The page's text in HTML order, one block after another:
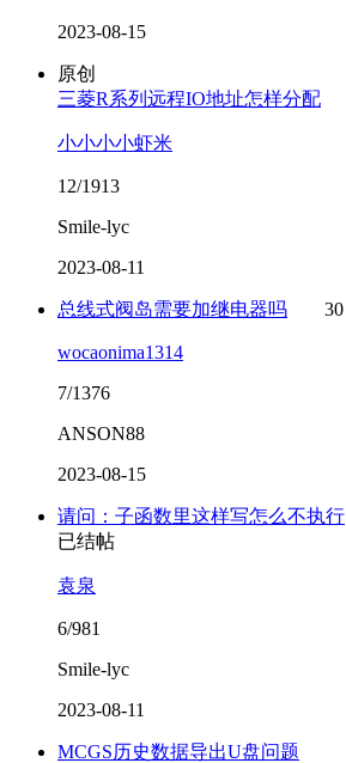
2023-08-15
原创
三菱R系列远程IO地址怎样分配
小小小小虾米
12/1913
Smile-lyc
2023-08-11
总线式阀岛需要加继电器吗 30
wocaonima1314
7/1376
ANSON88
2023-08-15
请问：子函数里这样写怎么不执行
已结帖
袁泉
6/981
Smile-lyc
2023-08-11
MCGS历史数据导出U盘问题